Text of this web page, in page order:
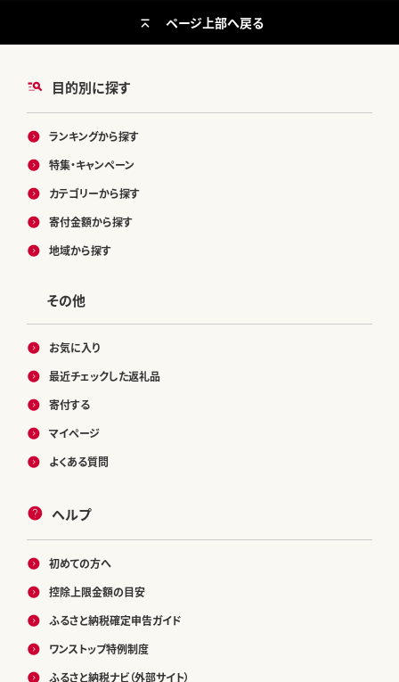
目的別に探す
ランキングから探す
特集・キャンペーン
カテゴリーから探す
寄付金額から探す
地域から探す
その他
お気に入り
最近チェックした返礼品
寄付する
マイページ
よくある質問
ヘルプ
初めての方へ
控除上限金額の目安
ふるさと納税確定申告ガイド
ワンストップ特例制度
ふるさと納税ナビ（外部サイト）
ページ上部へ戻る